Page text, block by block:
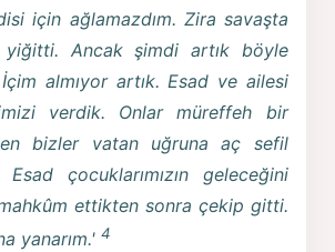
için ağlamazdım. Zira savaşta
Ancak şimdi artık böyle
almıyor artık. Esad ve ailesi
verdik. Onlar müreffeh bir
bizler vatan uğruna aç sefil
çocuklarımızın geleceğini
ettikten sonra çekip gitti.
yanarım.'4